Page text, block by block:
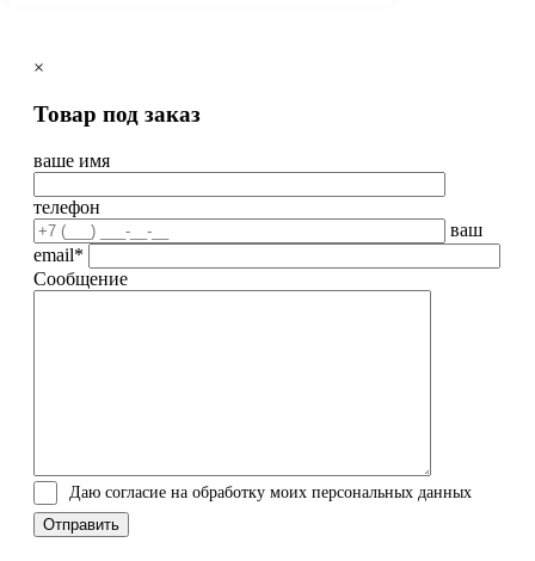
×
Товар под заказ
ваше имя
телефон
ваш
email*
Сообщение
Даю согласие на обработку моих персональных данных